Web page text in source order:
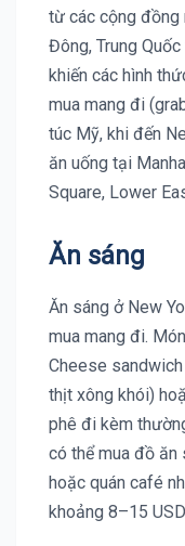
từ các cộng đồng
Đông, Trung
khiến các hình
mua mang đi
túc Mỹ, khi đến
ăn uống tại
Square, Lower
Ăn sáng
Ăn sáng ở New
mua mang đi.
Cheese
thịt xông khói)
phê đi kèm
có thể mua đồ ăn
hoặc quán café
khoảng 8–15